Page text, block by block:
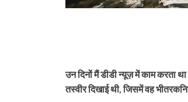
उन दिनों मैं डीडी न्यूज़ में काम करता
तस्वीर दिखाई थी, जिसमें वह